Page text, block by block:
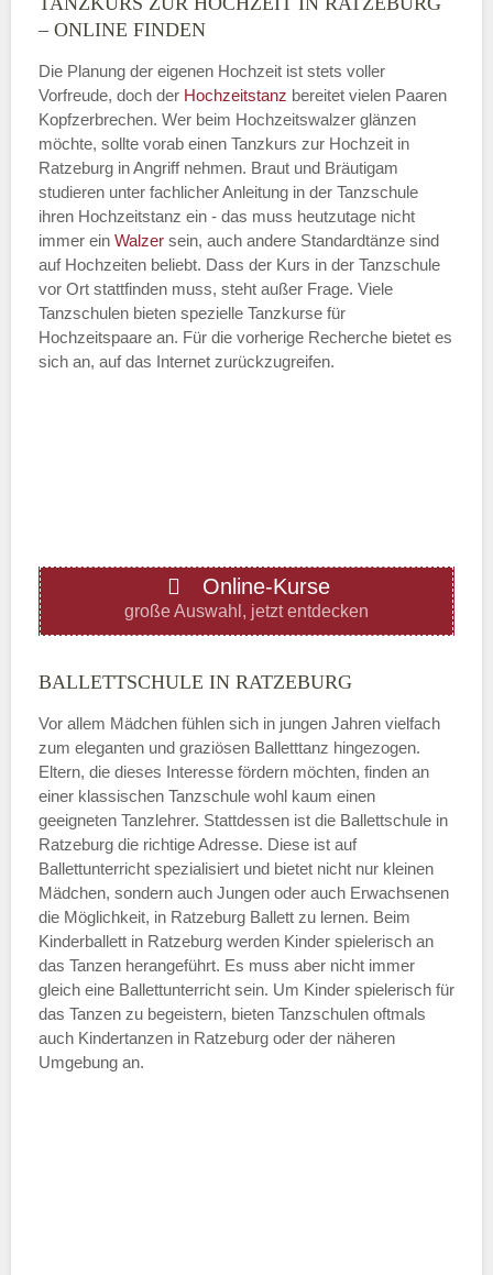
Montag
—
ÖFFNUNGSZEITEN HINZUFÜGEN
Dienstag
—
ÖFFNUNGSZEITEN HINZUFÜGEN
Donnerstag
—
ÖFFNUNGSZEITEN HINZUFÜGEN
Freitag
—
ÖFFNUNGSZEITEN HINZUFÜGEN
Samstag
– ONLINE FINDEN
Die Planung der eigenen Hochzeit ist stets voller
Vorfreude, doch der Hochzeitstanz bereitet vielen Paaren
Kopfzerbrechen. Wer beim Hochzeitswalzer glänzen
möchte, sollte vorab einen Tanzkurs zur Hochzeit in
Ratzeburg in Angriff nehmen. Braut und Bräutigam
studieren unter fachlicher Anleitung in der Tanzschule
ihren Hochzeitstanz ein - das muss heutzutage nicht
immer ein Walzer sein, auch andere Standardtänze sind
auf Hochzeiten beliebt. Dass der Kurs in der Tanzschule
vor Ort stattfinden muss, steht außer Frage. Viele
Tanzschulen bieten spezielle Tanzkurse für
Hochzeitspaare an. Für die vorherige Recherche bietet es
sich an, auf das Internet zurückzugreifen.
Online-Kurse
große Auswahl, jetzt entdecken
BALLETTSCHULE IN RATZEBURG
Vor allem Mädchen fühlen sich in jungen Jahren vielfach
zum eleganten und graziösen Balletttanz hingezogen.
Eltern, die dieses Interesse fördern möchten, finden an
einer klassischen Tanzschule wohl kaum einen
geeigneten Tanzlehrer. Stattdessen ist die Ballettschule in
Ratzeburg die richtige Adresse. Diese ist auf
Ballettunterricht spezialisiert und bietet nicht nur kleinen
Mädchen, sondern auch Jungen oder auch Erwachsenen
die Möglichkeit, in Ratzeburg Ballett zu lernen. Beim
Kinderballett in Ratzeburg werden Kinder spielerisch an
das Tanzen herangeführt. Es muss aber nicht immer
gleich eine Ballettunterricht sein. Um Kinder spielerisch für
das Tanzen zu begeistern, bieten Tanzschulen oftmals
auch Kindertanzen in Ratzeburg oder der näheren
Umgebung an.